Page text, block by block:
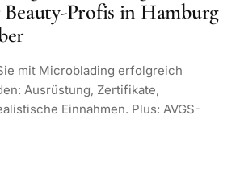
Profis in Hamburg
mit Microblading erfolgreich
Ausrüstung, Zertifikate,
Einnahmen. Plus: AVGS-